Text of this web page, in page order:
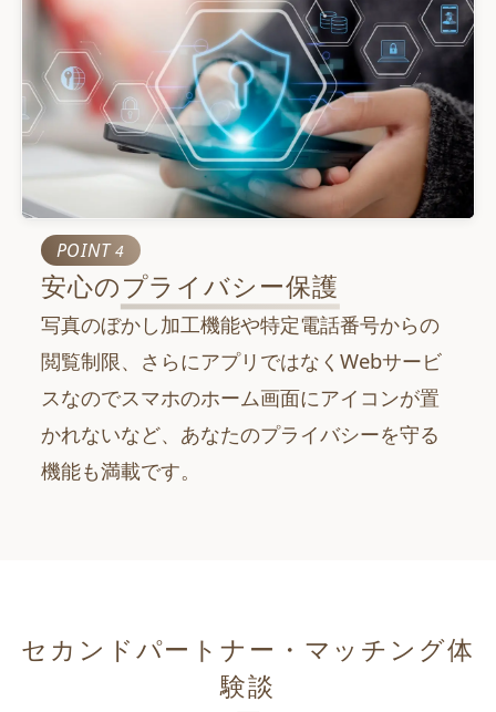
POINT4
安心のプライバシー保護
写真のぼかし加工機能や特定電話番号からの
閲覧制限、さらにアプリではなくWebサービ
スなのでスマホのホーム画面にアイコンが置
かれないなど、あなたのプライバシーを守る
機能も満載です。
セカンドパートナー・マッチング体
験談